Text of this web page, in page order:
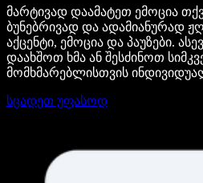
მარტივად დაამატეთ ემოცია
ბუნებრივად და ადამიანურად
აქცენტი, ემოცია და პაუზები.
დაახშოთ ხმა ან შესძინოთ
მომხმარებლისთვის
სცადეთ უფასოდ